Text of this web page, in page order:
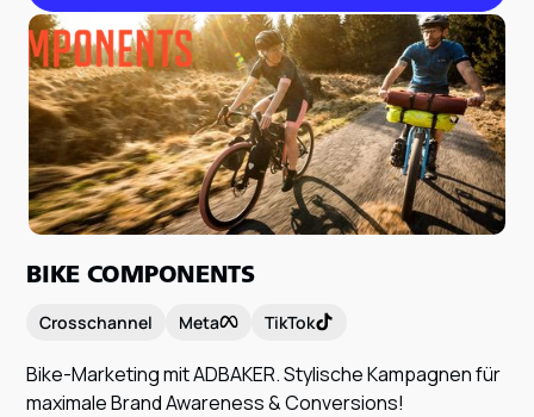
ZUR CASE STUDY
BIKE COMPONENTS
Crosschannel Meta TikTok
Bike-Marketing mit ADBAKER. Stylische Kampagnen für
maximale Brand Awareness & Conversions!